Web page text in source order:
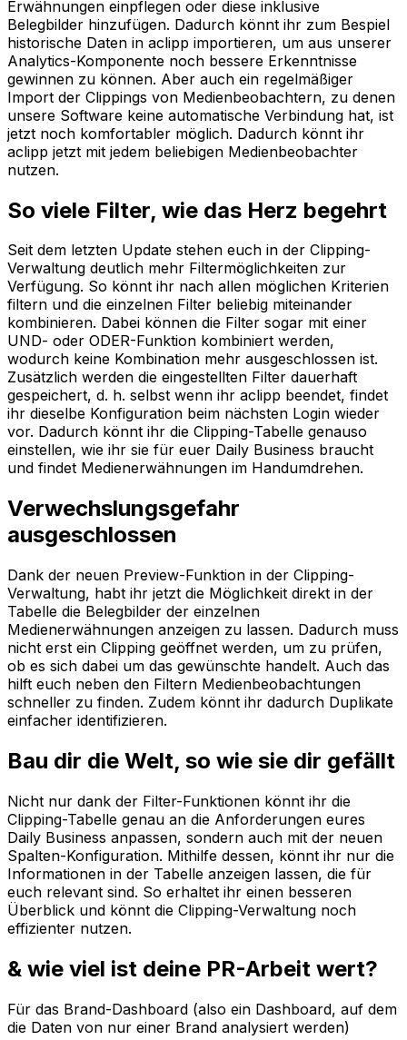
Erwähnungen einpflegen oder diese inklusive
Belegbilder hinzufügen. Dadurch könnt ihr zum Bespiel
historische Daten in aclipp importieren, um aus unserer
Analytics-Komponente noch bessere Erkenntnisse
gewinnen zu können. Aber auch ein regelmäßiger
Import der Clippings von Medienbeobachtern, zu denen
unsere Software keine automatische Verbindung hat, ist
jetzt noch komfortabler möglich. Dadurch könnt ihr
aclipp jetzt mit jedem beliebigen Medienbeobachter
nutzen.
So viele Filter, wie das Herz begehrt
Seit dem letzten Update stehen euch in der Clipping-
Verwaltung deutlich mehr Filtermöglichkeiten zur
Verfügung. So könnt ihr nach allen möglichen Kriterien
filtern und die einzelnen Filter beliebig miteinander
kombinieren. Dabei können die Filter sogar mit einer
UND- oder ODER-Funktion kombiniert werden,
wodurch keine Kombination mehr ausgeschlossen ist.
Zusätzlich werden die eingestellten Filter dauerhaft
gespeichert, d. h. selbst wenn ihr aclipp beendet, findet
ihr dieselbe Konfiguration beim nächsten Login wieder
vor. Dadurch könnt ihr die Clipping-Tabelle genauso
einstellen, wie ihr sie für euer Daily Business braucht
und findet Medienerwähnungen im Handumdrehen.
Verwechslungsgefahr
ausgeschlossen
Dank der neuen Preview-Funktion in der Clipping-
Verwaltung, habt ihr jetzt die Möglichkeit direkt in der
Tabelle die Belegbilder der einzelnen
Medienerwähnungen anzeigen zu lassen. Dadurch muss
nicht erst ein Clipping geöffnet werden, um zu prüfen,
ob es sich dabei um das gewünschte handelt. Auch das
hilft euch neben den Filtern Medienbeobachtungen
schneller zu finden. Zudem könnt ihr dadurch Duplikate
einfacher identifizieren.
Bau dir die Welt, so wie sie dir gefällt
Nicht nur dank der Filter-Funktionen könnt ihr die
Clipping-Tabelle genau an die Anforderungen eures
Daily Business anpassen, sondern auch mit der neuen
Spalten-Konfiguration. Mithilfe dessen, könnt ihr nur die
Informationen in der Tabelle anzeigen lassen, die für
euch relevant sind. So erhaltet ihr einen besseren
Überblick und könnt die Clipping-Verwaltung noch
effizienter nutzen.
& wie viel ist deine PR-Arbeit wert?
Für das Brand-Dashboard (also ein Dashboard, auf dem
die Daten von nur einer Brand analysiert werden)